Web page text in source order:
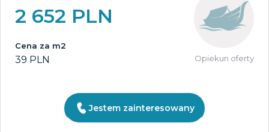
2 652 PLN
Cena za m2
39 PLN Opiekun oferty
Jestem zainteresowany